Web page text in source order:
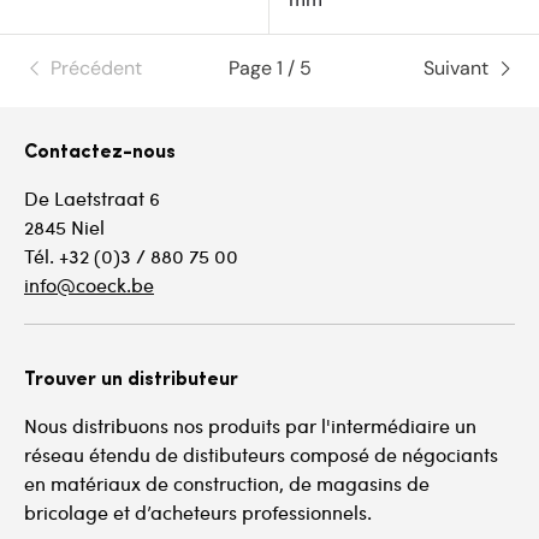
Précédent Page 1 / 5 Suivant
Contactez-nous
De Laetstraat 6
2845 Niel
Tél. +32 (0)3 / 880 75 00
info@coeck.be
Trouver un distributeur
Nous distribuons nos produits par l'intermédiaire un
réseau étendu de distibuteurs composé de négociants
en matériaux de construction, de magasins de
bricolage et d’acheteurs professionnels.